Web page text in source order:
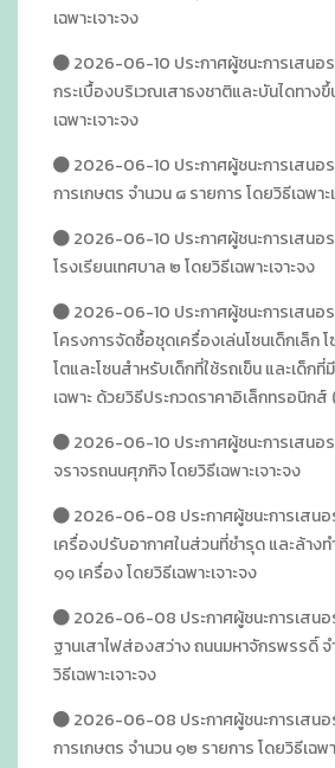
เฉพาะเจาะจง
2026-06-10 ประกาศผู้ชนะการเสนอ
กระเบื้องบริเวณเสาธงชาติและบันไดทาง
เฉพาะเจาะจง
2026-06-10 ประกาศผู้ชนะการเสนอ
การเกษตร จำนวน ๘ รายการ โดยวิธีเฉพาะ
2026-06-10 ประกาศผู้ชนะการเสนอ
โรงเรียนเทศบาล ๒ โดยวิธีเฉพาะเจาะจง
2026-06-10 ประกาศผู้ชนะการเสนอ
โครงการจัดซื้อชุดเครื่องเล่นโซนเด็กเล็ก
โตและโซนสำหรับเด็กที่ใช้รถเข็น และเด็ก
เฉพาะ ด้วยวิธีประกวดราคาอิเล็กทรอนิก
2026-06-10 ประกาศผู้ชนะการเสนอ
จราจรถนนศุภกิจ โดยวิธีเฉพาะเจาะจง
2026-06-08 ประกาศผู้ชนะการเสนอ
เครื่องปรับอากาศในส่วนที่ชำรุด และล้าง
๑๑ เครื่อง โดยวิธีเฉพาะเจาะจง
2026-06-08 ประกาศผู้ชนะการเสนอ
ฐานเสาไฟส่องสว่าง ถนนมหาจักรพรรดิ์ จ
วิธีเฉพาะเจาะจง
2026-06-08 ประกาศผู้ชนะการเสน
การเกษตร จำนวน ๑๒ รายการ โดยวิธีเฉพา